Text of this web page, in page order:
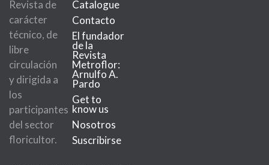
Revista de
carácter
técnico, de
libre
circulación
y dirigida a
los
participantes
del sector
floricultor.
Catalogue
Contacto
El fundador
de la
Revista
Metroflor:
Arnulfo A.
Pardo
Get to
know us
Nosotros
Suscribirse